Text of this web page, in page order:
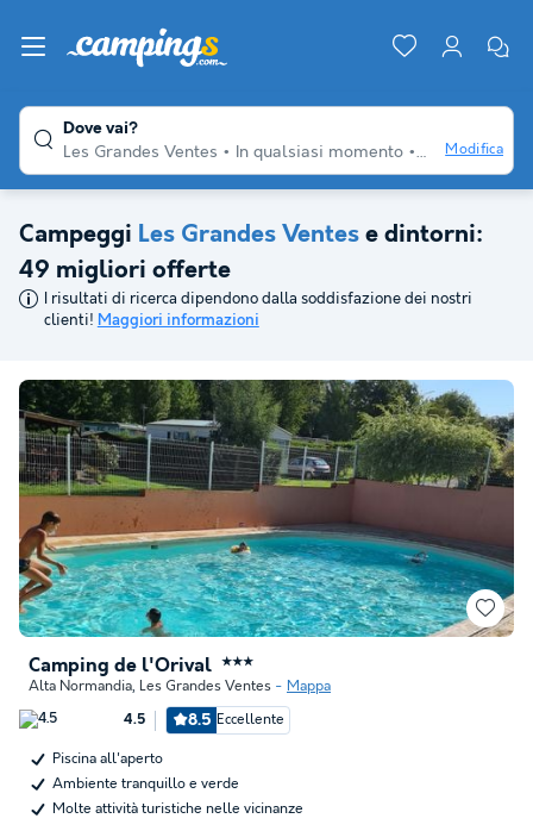
Dove vai?
Les Grandes Ventes
In qualsiasi momento Per diversi
Modifica
Campeggi Les Grandes Ventes e dintorni:
49 migliori offerte
I risultati di ricerca dipendono dalla soddisfazione dei nostri
clienti! Maggiori informazioni
Camping de l'Orival ★★★
Alta Normandia, Les Grandes Ventes Mappa
4.5 8.5 Eccellente
Piscina all'aperto
Ambiente tranquillo e verde
Molte attività turistiche nelle vicinanze